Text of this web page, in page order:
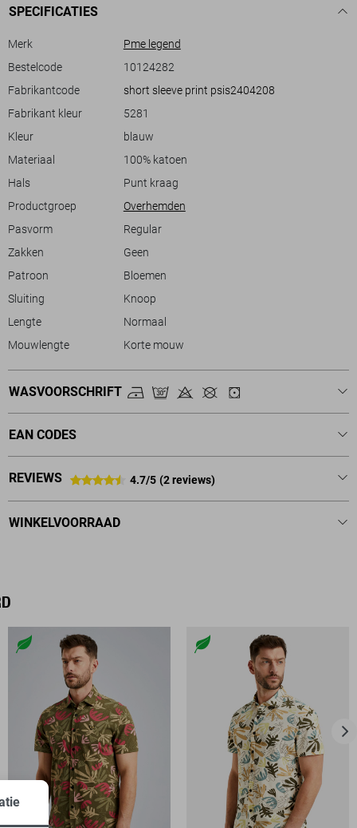
puntkraag en knoopsluiting geven het een nette uitstraling, ideaal
of een informele bijeenkomst hebt, dit bloemenoverhemd voegt een
vleugje frisheid toe aan je outfit. Draag het met een casual jeans of
een lichte short en je bent klaar voor een ontspannen dag in de
de dag komt, waar je ook naartoe gaat.
SPECIFICATIES
Merk
Pme legend
Bestelcode
10124282
Fabrikantcode
short sleeve print psis2404208
Fabrikant kleur
5281
Kleur
blauw
Materiaal
100% katoen
Hals
Punt kraag
Productgroep
Overhemden
Pasvorm
Regular
Zakken
Geen
Patroon
Bloemen
Sluiting
Knoop
Lengte
Normaal
Mouwlengte
Korte mouw
WASVOORSCHRIFT
EAN CODES
REVIEWS 4.7/5 (2 reviews)
WINKELVOORRAAD